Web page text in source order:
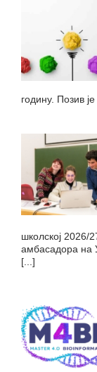
годину. Позив
школској 2026/
амбасадора на
[...]